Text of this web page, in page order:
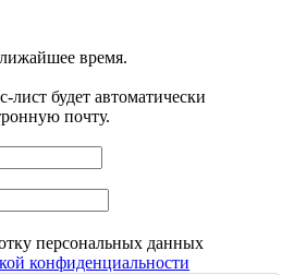
время.
будет автоматически
почту.
персональных данных
конфиденциальности